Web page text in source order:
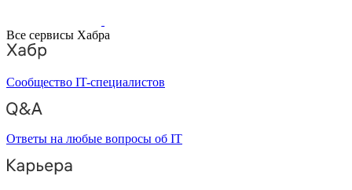
Все сервисы Хабра
Сообщество IT-специалистов
Ответы на любые вопросы об IT